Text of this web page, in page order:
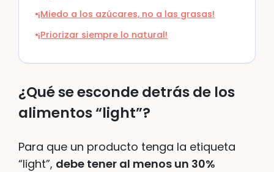
¡Miedo a los azúcares, no a las grasas!
¡Priorizar siempre lo natural!
¿Qué se esconde detrás de los
alimentos “light”?
Para que un producto tenga la etiqueta
“light”, debe tener al menos un 30%